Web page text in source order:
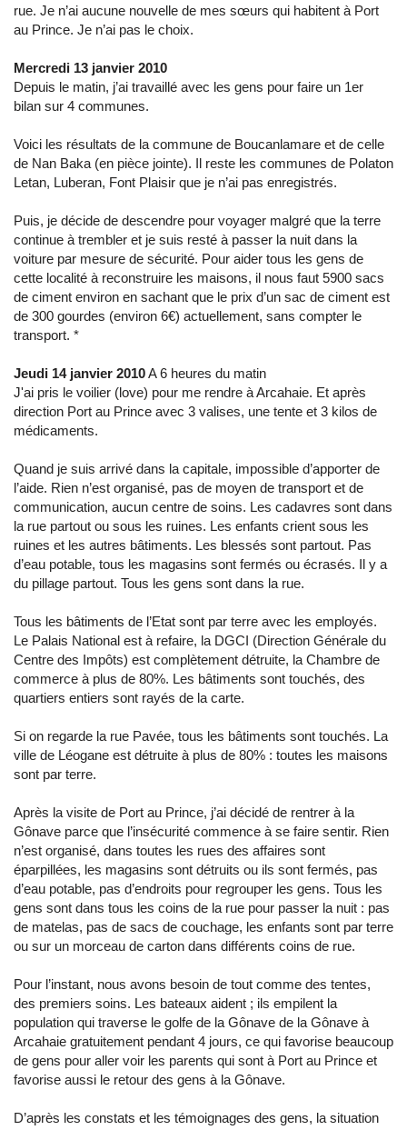
rue. Je n’ai aucune nouvelle de mes sœurs qui habitent à Port
au Prince. Je n’ai pas le choix.
Mercredi 13 janvier 2010
Depuis le matin, j’ai travaillé avec les gens pour faire un 1er
bilan sur 4 communes.
Voici les résultats de la commune de Boucanlamare et de celle
de Nan Baka (en pièce jointe). Il reste les communes de Polaton
Letan, Luberan, Font Plaisir que je n’ai pas enregistrés.
Puis, je décide de descendre pour voyager malgré que la terre
continue à trembler et je suis resté à passer la nuit dans la
voiture par mesure de sécurité. Pour aider tous les gens de
cette localité à reconstruire les maisons, il nous faut 5900 sacs
de ciment environ en sachant que le prix d’un sac de ciment est
de 300 gourdes (environ 6€) actuellement, sans compter le
transport. *
Jeudi 14 janvier 2010A 6 heures du matin
J'ai pris le voilier (love) pour me rendre à Arcahaie. Et après
direction Port au Prince avec 3 valises, une tente et 3 kilos de
médicaments.
Quand je suis arrivé dans la capitale, impossible d’apporter de
l’aide. Rien n’est organisé, pas de moyen de transport et de
communication, aucun centre de soins. Les cadavres sont dans
la rue partout ou sous les ruines. Les enfants crient sous les
ruines et les autres bâtiments. Les blessés sont partout. Pas
d’eau potable, tous les magasins sont fermés ou écrasés. Il y a
du pillage partout. Tous les gens sont dans la rue.
Tous les bâtiments de l’Etat sont par terre avec les employés.
Le Palais National est à refaire, la DGCI (Direction Générale du
Centre des Impôts) est complètement détruite, la Chambre de
commerce à plus de 80%. Les bâtiments sont touchés, des
quartiers entiers sont rayés de la carte.
Si on regarde la rue Pavée, tous les bâtiments sont touchés. La
ville de Léogane est détruite à plus de 80% : toutes les maisons
sont par terre.
Après la visite de Port au Prince, j’ai décidé de rentrer à la
Gônave parce que l’insécurité commence à se faire sentir. Rien
n’est organisé, dans toutes les rues des affaires sont
éparpillées, les magasins sont détruits ou ils sont fermés, pas
d’eau potable, pas d’endroits pour regrouper les gens. Tous les
gens sont dans tous les coins de la rue pour passer la nuit : pas
de matelas, pas de sacs de couchage, les enfants sont par terre
ou sur un morceau de carton dans différents coins de rue.
Pour l’instant, nous avons besoin de tout comme des tentes,
des premiers soins. Les bateaux aident ; ils empilent la
population qui traverse le golfe de la Gônave de la Gônave à
Arcahaie gratuitement pendant 4 jours, ce qui favorise beaucoup
de gens pour aller voir les parents qui sont à Port au Prince et
favorise aussi le retour des gens à la Gônave.
D’après les constats et les témoignages des gens, la situation